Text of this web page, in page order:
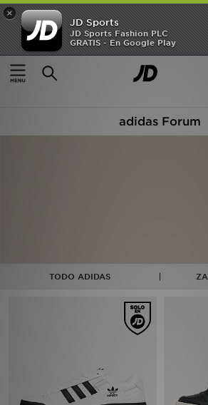
×
JD Sports
JD Sports Fashion PLC
GRATIS - En Google Play
Página principal
Adidas Originals Forum
3 productos encontrados
adidas Forum
TODO ADIDAS
Hombre
Mujer